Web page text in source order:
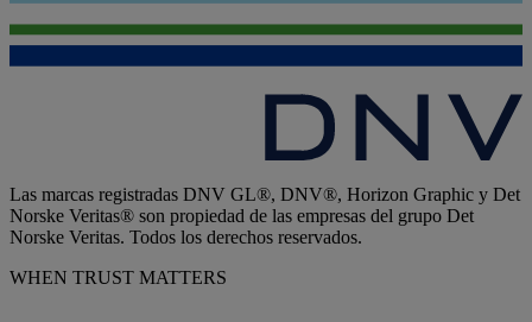
Las marcas registradas DNV GL®, DNV®, Horizon Graphic y Det
Norske Veritas® son propiedad de las empresas del grupo Det
Norske Veritas. Todos los derechos reservados.
WHEN TRUST MATTERS